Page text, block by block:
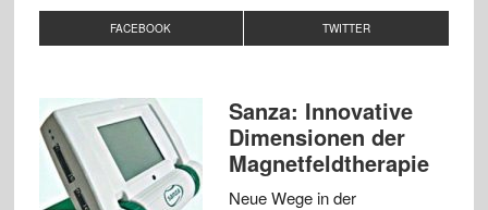
FACEBOOK TWITTER
Sanza: Innovative
Dimensionen der
Magnetfeldtherapie
Neue Wege in der